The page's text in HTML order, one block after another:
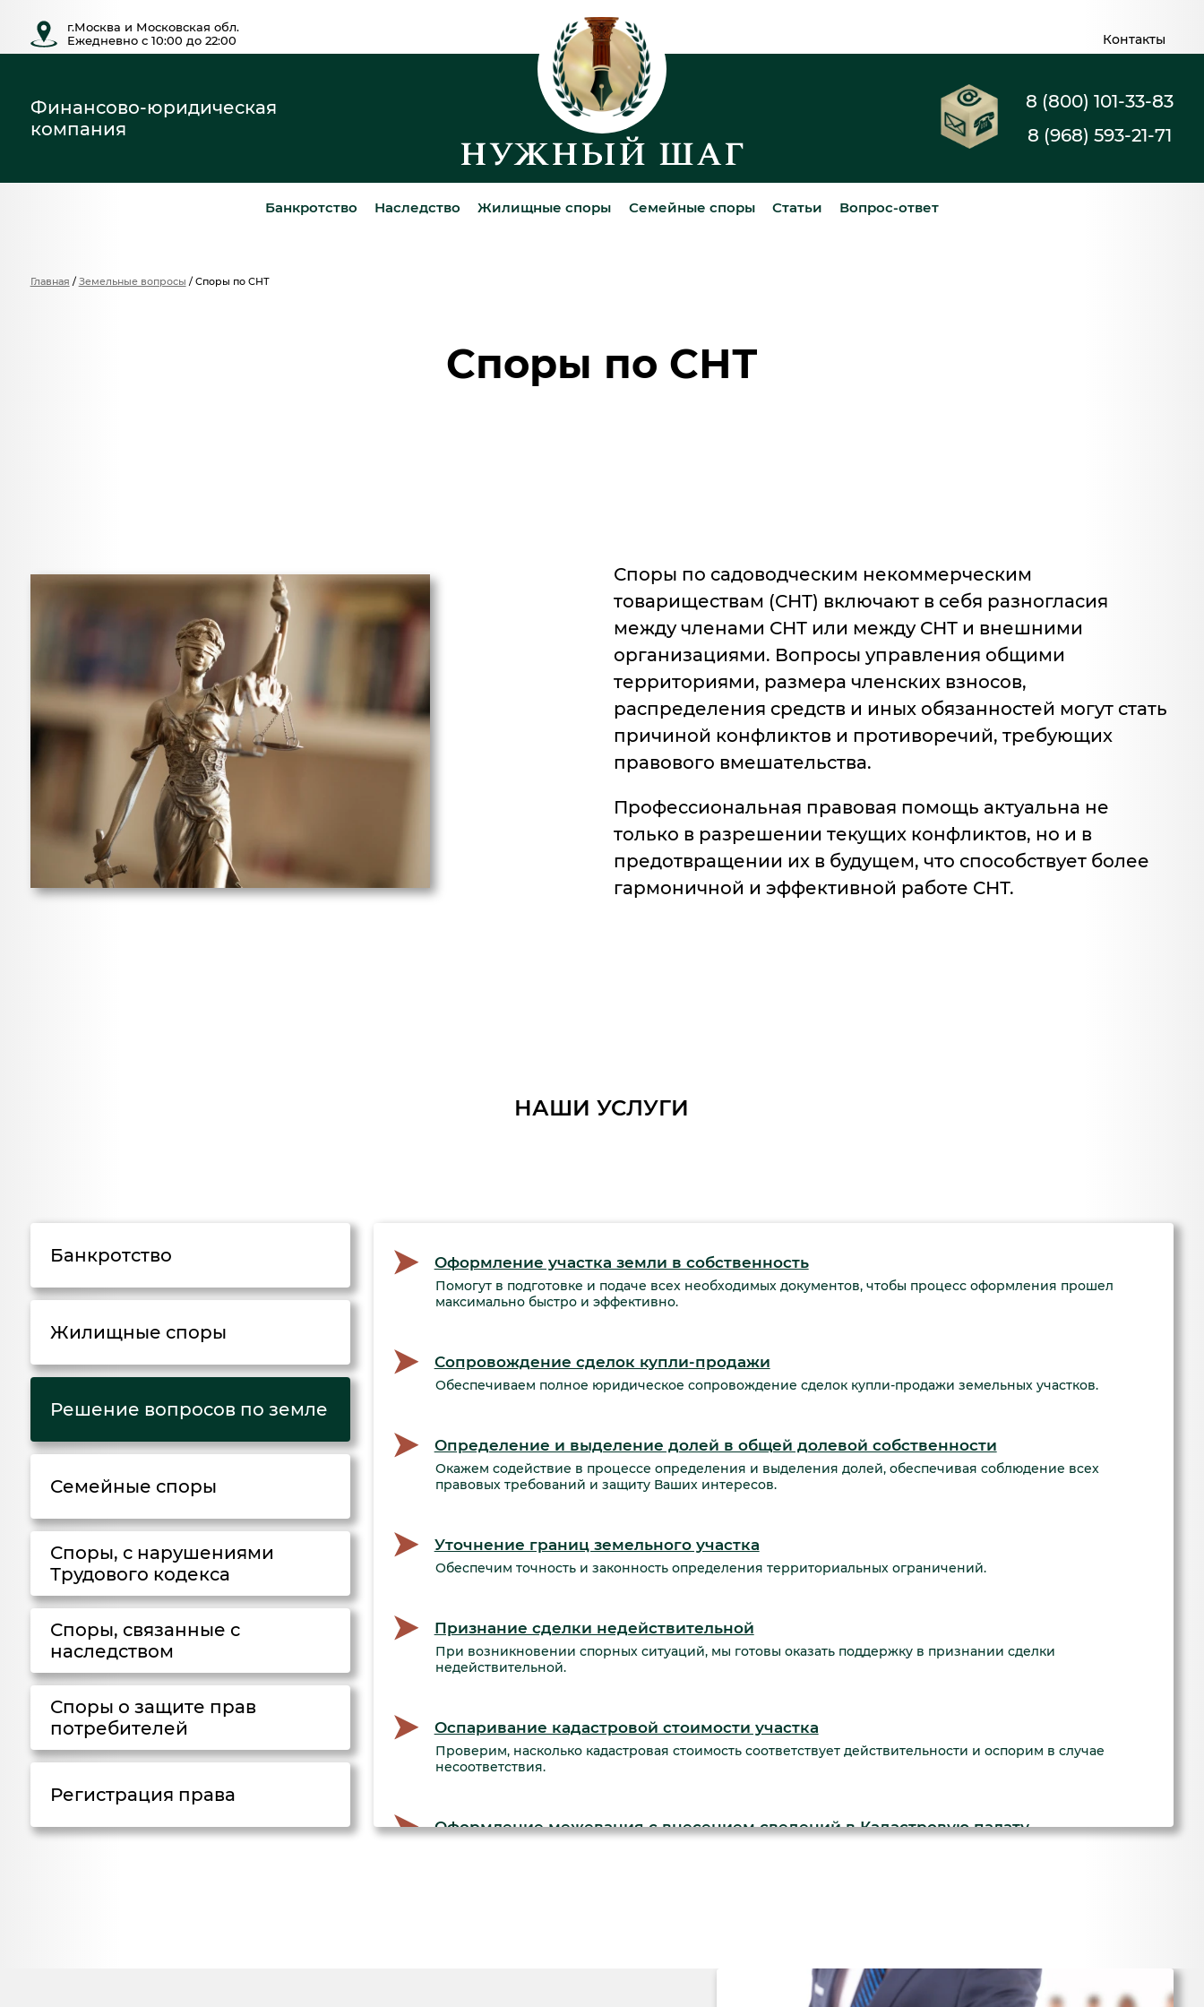
г.Москва и Московская обл.
Ежедневно с 10:00 до 22:00
Контакты
Финансово-юридическая
компания
8 (800) 101-33-83
8 (968) 593-21-71
Банкротство Наследство Жилищные споры Семейные споры Статьи Вопрос-ответ
Главная /Земельные вопросы /Споры по СНТ
Споры по СНТ
Споры по садоводческим некоммерческим
товариществам (СНТ) включают в себя разногласия
между членами СНТ или между СНТ и внешними
организациями. Вопросы управления общими
территориями, размера членских взносов,
распределения средств и иных обязанностей могут стать
причиной конфликтов и противоречий, требующих
правового вмешательства.
Профессиональная правовая помощь актуальна не
только в разрешении текущих конфликтов, но и в
предотвращении их в будущем, что способствует более
гармоничной и эффективной работе СНТ.
НАШИ УСЛУГИ
Банкротство
Жилищные споры
Решение вопросов по земле
Семейные споры
Споры, с нарушениями
Трудового кодекса
Споры, связанные с
наследством
Споры о защите прав
потребителей
Регистрация права
Оформление участка земли в собственность
Помогут в подготовке и подаче всех необходимых документов, чтобы процесс оформления прошел
максимально быстро и эффективно.
Сопровождение сделок купли-продажи
Обеспечиваем полное юридическое сопровождение сделок купли-продажи земельных участков.
Определение и выделение долей в общей долевой собственности
Окажем содействие в процессе определения и выделения долей, обеспечивая соблюдение всех
правовых требований и защиту Ваших интересов.
Уточнение границ земельного участка
Обеспечим точность и законность определения территориальных ограничений.
Признание сделки недействительной
При возникновении спорных ситуаций, мы готовы оказать поддержку в признании сделки
недействительной.
Оспаривание кадастровой стоимости участка
Проверим, насколько кадастровая стоимость соответствует действительности и оспорим в случае
несоответствия.
Оформление межевания с внесением сведений в Кадастровую палату